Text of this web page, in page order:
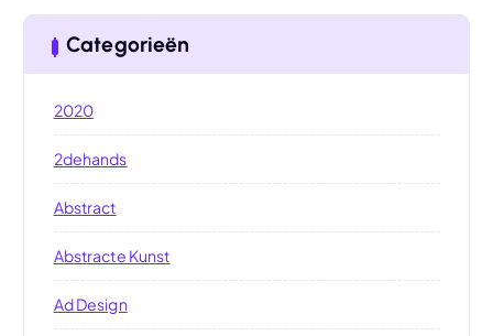
Categorieën
2020
2dehands
Abstract
Abstracte Kunst
Ad Design